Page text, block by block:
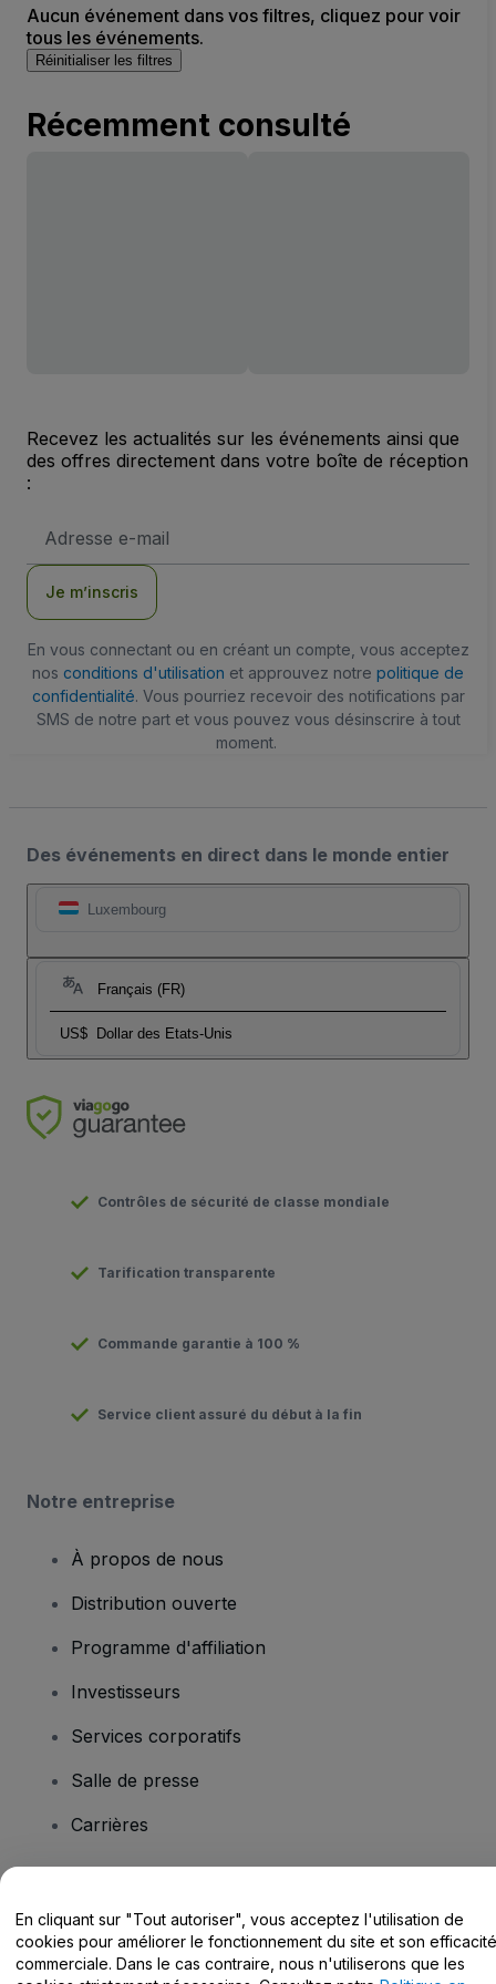
Aucun événement dans vos filtres, cliquez pour voir
tous les événements.
Réinitialiser les filtres
Récemment consulté
Recevez les actualités sur les événements ainsi que
des offres directement dans votre boîte de réception
:
e-
Je m’inscris
En vous connectant ou en créant un compte, vous acceptez
nos conditions d'utilisation et approuvez notre politique de
confidentialité. Vous pourriez recevoir des notifications par
SMS de notre part et vous pouvez vous désinscrire à tout
moment.
Des événements en direct dans le monde entier
Luxembourg
Français (FR)
US$ Dollar des Etats-Unis
Contrôles de sécurité de classe mondiale
Tarification transparente
Commande garantie à 100 %
Service client assuré du début à la fin
Notre entreprise
À propos de nous
Distribution ouverte
Programme d'affiliation
Investisseurs
Services corporatifs
Salle de presse
Carrières
Centre d'assistance / Nous contacter
En cliquant sur "Tout autoriser", vous acceptez l'utilisation de
cookies pour améliorer le fonctionnement du site et son efficacité
commerciale. Dans le cas contraire, nous n'utiliserons que les